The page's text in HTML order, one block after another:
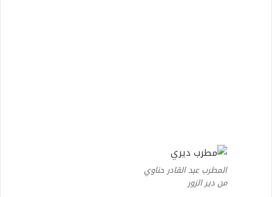
المطرب عبد القادر حناوي
من دير الزور